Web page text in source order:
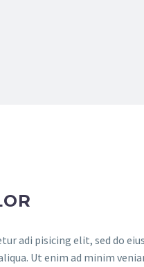
adi pisicing elit, sed do
Ut enim ad minim